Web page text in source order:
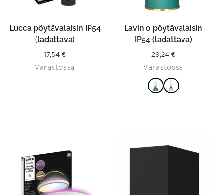
Lucca pöytävalaisin IP54
(ladattava)
17,54 €
Varastossa
VALITSE
on
product
page
Lavinio pöytävalaisin
IP54 (ladattava)
29,24 €
Varastossa
product